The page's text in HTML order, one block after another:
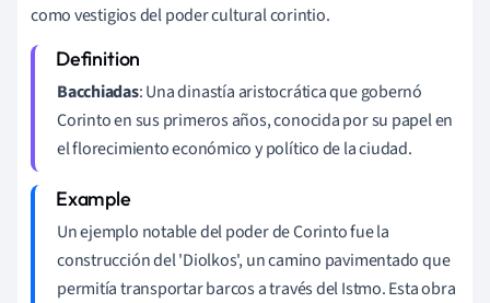
como vestigios del poder cultural corintio.
Bacchiadas: Una dinastía aristocrática que gobernó
Corinto en sus primeros años, conocida por su papel en
el florecimiento económico y político de la ciudad.
Un ejemplo notable del poder de Corinto fue la
construcción del 'Diolkos', un camino pavimentado que
permitía transportar barcos a través del Istmo. Esta obra